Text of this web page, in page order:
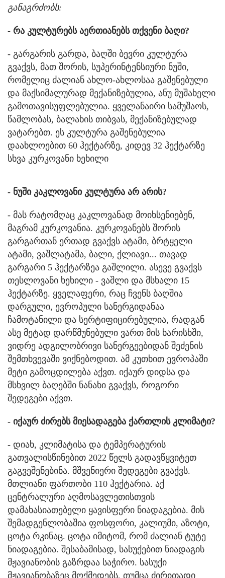
განაგრძობს:
- რა კულტურებს აერთიანებს თქვენი ბაღი?
- გარგარის გარდა, ბაღში ბევრი კულტურა
გვაქვს, მათ შორის, სუპერინტენსიური ნუში,
რომელიც ძალიან ახლო-ახლოსაა გაშენებული
და მაქსიმალურად მექანიზებულია, ანუ მუშახელი
გამოთავისუფლებულია. ყველანაირი სამუშაოს,
წამლობას, ბალახის თიბვას, მექანიზებულად
ვატარებთ. ეს კულტურა გაშენებულია
დაახლოებით 60 ჰექტარზე, კიდევ 32 ჰექტარზე
სხვა კურკოვანი ხეხილი
- ნუში კაკლოვანი კულტურა არ არის?
- მას რატომღაც კაკლოვანად მოიხსენიებენ,
მაგრამ კურკოვანია. კურკოვანებს შორის
გარგართან ერთად გვაქვს ატამი, ბრტყელი
ატამი, ვაშლატამა, ბალი, ქლიავი... თავად
გარგარი 5 ჰექტარზეა გაშლილი. ასევე გვაქვს
თესლოვანი ხეხილი - ვაშლი და მსხალი 15
ჰექტარზე. ყველაფერი, რაც ჩვენს ბაღშია
დარგული, ევროპული სანერგიდანაა
ჩამოტანილი და სერტიფიცირებულია, რადგან
ასე მეტად დარწმუნებული ვართ მის ხარისხში,
ვიდრე ადგილობრივი სანერგეებიდან შეძენის
შემთხვევაში ვიქნებოდით. ამ კუთხით ევროპაში
მეტი გამოცდილება აქვთ. იქაურ დიდსა და
მსხვილ ბაღებში ნანახი გვაქვს, როგორი
შედეგები აქვთ.
- იქაურ ძირებს მიესადაგება ქართლის კლიმატი?
- დიახ, კლიმატისა და ტემპერატურის
გათვალისწინებით 2022 წელს გადავწყვიტეთ
გაგვეშენებინა. მშვენიერი შედეგები გვაქვს.
მთლიანი ფართობი 110 ჰექტარია. აქ
ცენტრალური აღმოსავლეთისთვის
დამახასიათებელი ყავისფერი ნიადაგებია. მის
შემადგენლობაშია ფოსფორი, კალიუმი, აზოტი,
ცოტა რკინაც. ცოტა იმიტომ, რომ ძალიან ტუტე
ნიადაგებია. შესაბამისად, სასუქებით ნიადაგის
მჟავიანობის გაზრდაა საჭირო. სასუქი
მჟავიანობაზეც მოქმედებს, თუმცა ძირითადი